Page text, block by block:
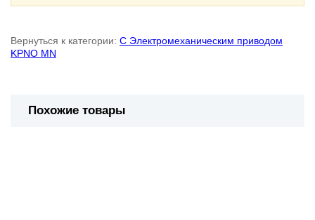
Вернуться к категории: С Электромеханическим приводом
KPNO MN
Похожие товары